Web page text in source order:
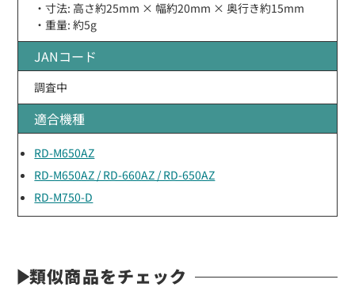
・寸法: 高さ約25mm × 幅約20mm × 奥行き約15mm
・重量: 約5g
JANコード
調査中
適合機種
RD-M650AZ
RD-M650AZ / RD-660AZ / RD-650AZ
RD-M750-D
類似商品をチェック